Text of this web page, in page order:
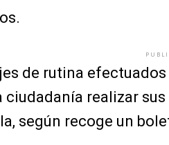
de rutina
ciudadanía realizar
según recoge un